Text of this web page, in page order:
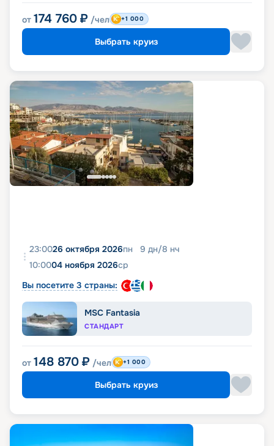
от 174 760 ₽ /чел +1 000
Выбрать круиз
23:0026 октября 2026пн 9 дн/8 нч
10:0004 ноября 2026ср
Вы посетите 3 страны:
MSC Fantasia
СТАНДАРТ
от 148 870 ₽ /чел +1 000
Выбрать круиз